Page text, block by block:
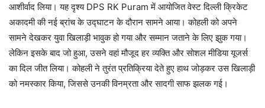
आशीर्वाद लिया। यह दृश्य DPS RK Puram में आयोजित वेस्ट दिल्ली क्रिकेट
अकादमी की नई ब्रांच के उद्घाटन के दौरान सामने आया। कोहली को अपने
सामने देखकर युवा खिलाड़ी भावुक हो गया और सम्मान जताने के लिए झुक गया।
लेकिन इसके बाद जो हुआ, उसने वहां मौजूद हर व्यक्ति और सोशल मीडिया यूजर्स
का दिल जीत लिया। कोहली ने तुरंत प्रतिक्रिया देते हुए हाथ जोड़कर उस खिलाड़ी
को नमस्कार किया, जिससे उनकी विनम्रता और सादगी साफ झलक गई।